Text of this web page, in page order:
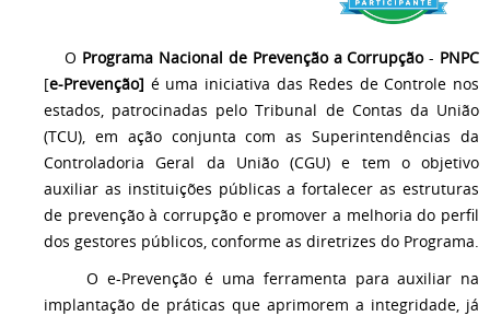
O Programa Nacional de Prevenção a Corrupção- PNPC
[e-Prevenção] é uma iniciativa das Redes de Controle nos
estados, patrocinadas pelo Tribunal de Contas da União
(TCU), em ação conjunta com as Superintendências da
Controladoria Geral da União (CGU) e tem o objetivo
auxiliar as instituições públicas a fortalecer as estruturas
de prevenção à corrupção e promover a melhoria do perfil
dos gestores públicos, conforme as diretrizes do Programa.
O e-Prevenção é uma ferramenta para auxiliar na
implantação de práticas que aprimorem a integridade, já